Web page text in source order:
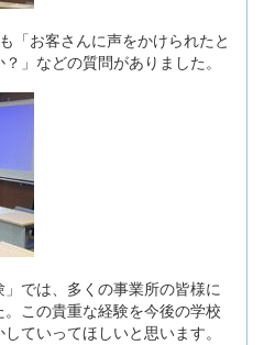
「お客さんに声をかけられたと
」などの質問がありました。
では、多くの事業所の皆様に
この貴重な経験を今後の学校
ていってほしいと思います。